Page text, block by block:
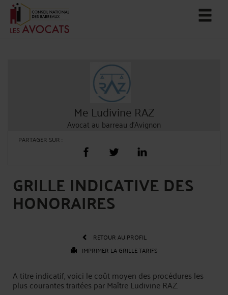
Me Ludivine RAZ
Avocat au barreau d'Avignon
PARTAGER SUR :
GRILLE INDICATIVE DES
HONORAIRES
RETOUR AU PROFIL
IMPRIMER LA GRILLE TARIFS
A titre indicatif, voici le coût moyen des procédures les
plus courantes traitées par Maître Ludivine RAZ.